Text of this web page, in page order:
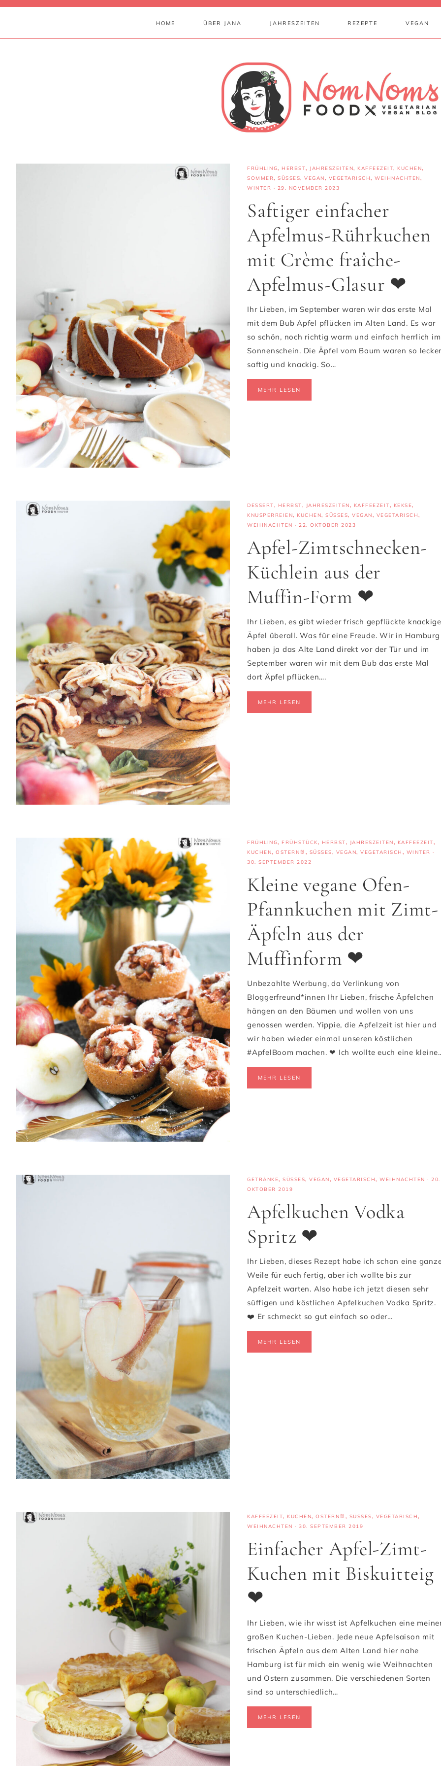
HOME ÜBER JANA JAHRESZEITEN REZEPTE VEGAN
FRÜHLING, HERBST, JAHRESZEITEN, KAFFEEZEIT, KUCHEN,
SOMMER, SÜSSES , VEGAN, VEGETARISCH, WEIHNACHTEN,
WINTER · 29. NOVEMBER 2023
Saftiger einfacher
Apfelmus-Rührkuchen
mit Crème fraîche-
Apfelmus-Glasur ❤
Ihr Lieben, im September waren wir das erste Mal
mit dem Bub Apfel pflücken im Alten Land. Es war
so schön, noch richtig warm und einfach herrlich im
Sonnenschein. Die Äpfel vom Baum waren so
saftig und knackig. So…
MEHR LESEN
DESSERT, HERBST, JAHRESZEITEN, KAFFEEZEIT, KEKSE,
KNUSPERREIEN, KUCHEN, SÜSSES , VEGAN, VEGETARISCH,
WEIHNACHTEN · 22. OKTOBER 2023
Apfel-Zimtschnecken-
Küchlein aus der
Muffin-Form ❤
Ihr Lieben, es gibt wieder frisch gepflückte knackige
Äpfel überall. Was für eine Freude. Wir in Hamburg
haben ja das Alte Land direkt vor der Tür und im
September waren wir mit dem Bub das erste Mal
dort Äpfel pflücken….
MEHR LESEN
FRÜHLING, FRÜHSTÜCK, HERBST, JAHRESZEITEN, KAFFEEZEIT,
KUCHEN, OSTERN🐰 , SÜSSES , VEGAN, VEGETARISCH , WINTER ·
30. SEPTEMBER 2022
Kleine vegane Ofen-
Pfannkuchen mit Zimt-
Äpfeln aus der
Muffinform ❤
Unbezahlte Werbung, da Verlinkung von
Bloggerfreund*innen Ihr Lieben, frische Äpfelchen
hängen an den Bäumen und wollen von uns
genossen werden. Yippie, die Apfelzeit ist hier und
wir haben wieder einmal unseren köstlichen
#ApfelBoom machen. ❤ Ich wollte euch eine
MEHR LESEN
GETRÄNKE, SÜSSES , VEGAN, VEGETARISCH, WEIHNACHTEN · 20.
OKTOBER 2019
Apfelkuchen Vodka
Spritz ❤
Ihr Lieben, dieses Rezept habe ich schon eine
Weile für euch fertig, aber ich wollte bis zur
Apfelzeit warten. Also habe ich jetzt diesen sehr
süffigen und köstlichen Apfelkuchen Vodka Spritz.
❤️ Er schmeckt so gut einfach so oder…
MEHR LESEN
KAFFEEZEIT, KUCHEN, OSTERN🐰 , SÜSSES , VEGETARISCH,
WEIHNACHTEN · 30. SEPTEMBER 2019
Einfacher Apfel-Zimt-
Kuchen mit Biskuitteig
❤
Ihr Lieben, wie ihr wisst ist Apfelkuchen eine
großen Kuchen-Lieben. Jede neue Apfelsaison mit
frischen Äpfeln aus dem Alten Land hier nahe
Hamburg ist für mich ein wenig wie Weihnachten
und Ostern zusammen. Die verschiedenen Sorten
sind so unterschiedlich…
MEHR LESEN